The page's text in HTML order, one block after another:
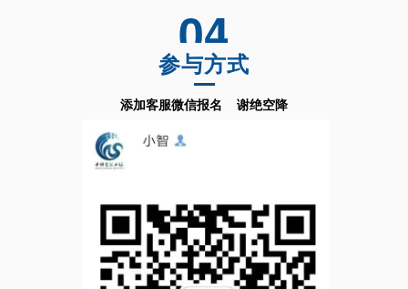
04
参与方式
添加客服微信报名 谢绝空降